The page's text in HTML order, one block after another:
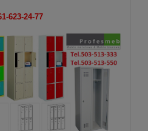
623-24-77